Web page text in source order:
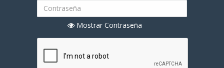
Mostrar Contraseña